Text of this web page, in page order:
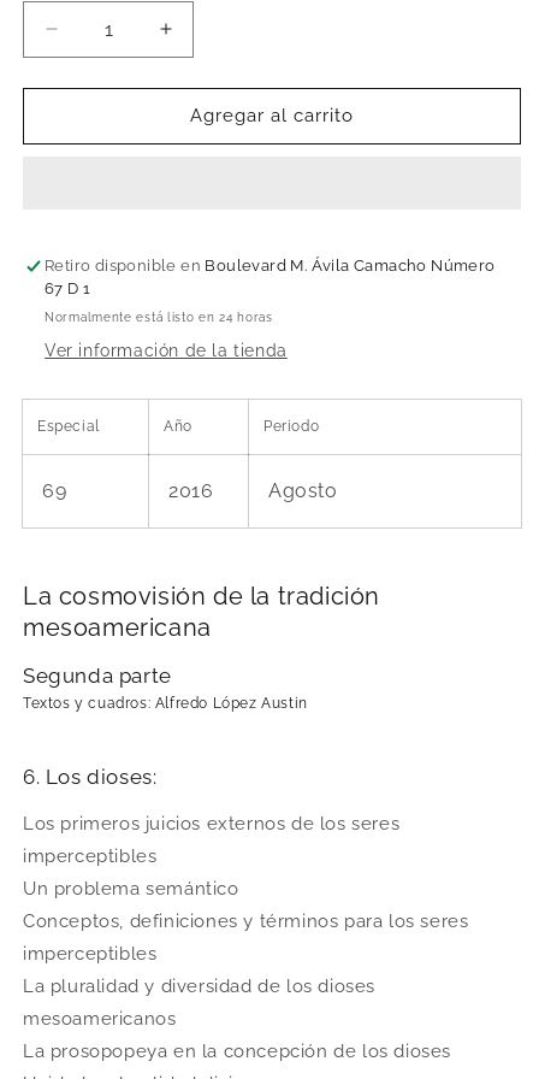
Reducir
cantidad
para
cosmovisión
Segunda
parte
Aumentar
cantidad
para
cosmovisión
Segunda
Agregar al carrito
Retiro disponible en Boulevard M. Ávila Camacho Número
67 D 1
Normalmente está listo en 24 horas
Ver información de la tienda
Especial Año Periodo
69 2016 Agosto
La cosmovisión de la tradición
mesoamericana
Segunda parte
Textos y cuadros: Alfredo López Austin
6. Los dioses:
Los primeros juicios externos de los seres
imperceptibles
Un problema semántico
Conceptos, definiciones y términos para los seres
imperceptibles
La pluralidad y diversidad de los dioses
mesoamericanos
La prosopopeya en la concepción de los dioses